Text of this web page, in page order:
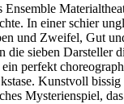
In einer schier
und Zweifel, Gut
sieben Darsteller
perfekt
Kunstvoll
Mysterienspiel,